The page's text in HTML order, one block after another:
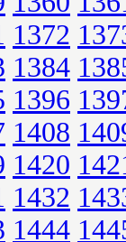
1372
1384
1396
1408
1420
1432
1444